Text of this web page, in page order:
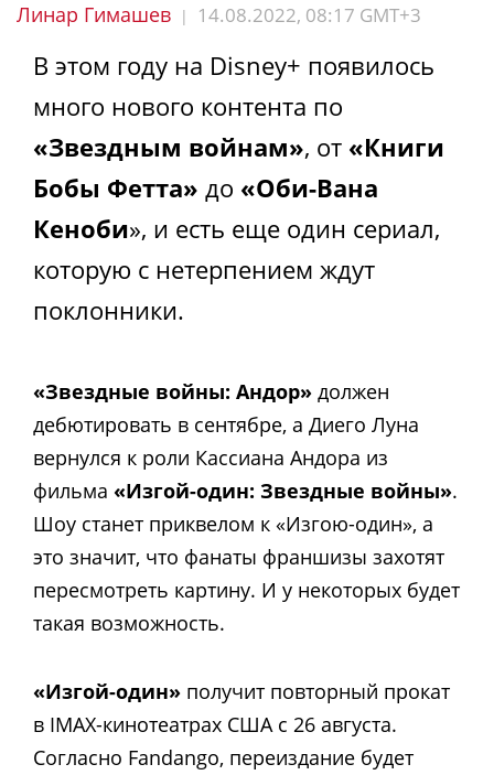
Линар Гимашев | 14.08.2022, 08:17 GMT+3
В этом году на Disney+ появилось
много нового контента по
«Звездным войнам», от «Книги
Бобы Фетта» до «Оби-Вана
Кеноби», и есть еще один сериал,
которую с нетерпением ждут
поклонники.
«Звездные войны: Андор» должен
дебютировать в сентябре, а Диего Луна
вернулся к роли Кассиана Андора из
фильма «Изгой-один: Звездные войны».
Шоу станет приквелом к ​​«Изгою-один», а
это значит, что фанаты франшизы захотят
пересмотреть картину. И у некоторых будет
такая возможность.
«Изгой-один» получит повторный прокат
в IMAX-кинотеатрах США с 26 августа.
Согласно Fandango, переиздание будет